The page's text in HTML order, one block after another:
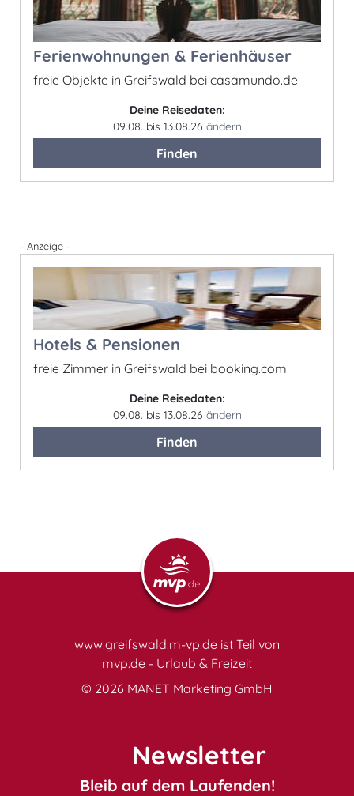
Ferienwohnungen & Ferienhäuser
freie Objekte in Greifswald bei casamundo.de
Deine Reisedaten:
09.08. bis 13.08.26 ändern
Finden
- Anzeige -
Hotels & Pensionen
freie Zimmer in Greifswald bei booking.com
Deine Reisedaten:
09.08. bis 13.08.26 ändern
Finden
www.greifswald.m-vp.de ist Teil von
mvp.de - Urlaub & Freizeit
© 2026 MANET Marketing GmbH
Newsletter
Bleib auf dem Laufenden!